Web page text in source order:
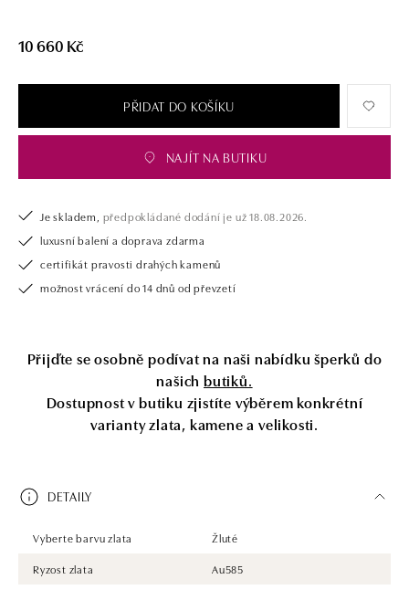
10 660 Kč
PŘIDAT DO KOŠÍKU
NAJÍT NA BUTIKU
Je skladem, předpokládané dodání je už 18.08.2026.
luxusní balení a doprava zdarma
certifikát pravosti drahých kamenů
možnost vrácení do 14 dnů od převzetí
Přijďte se osobně podívat na naši nabídku šperků do
našich butiků.
Dostupnost v butiku zjistíte výběrem konkrétní
varianty zlata, kamene a velikosti.
DETAILY
Vyberte barvu zlata
Žluté
Ryzost zlata
Au585